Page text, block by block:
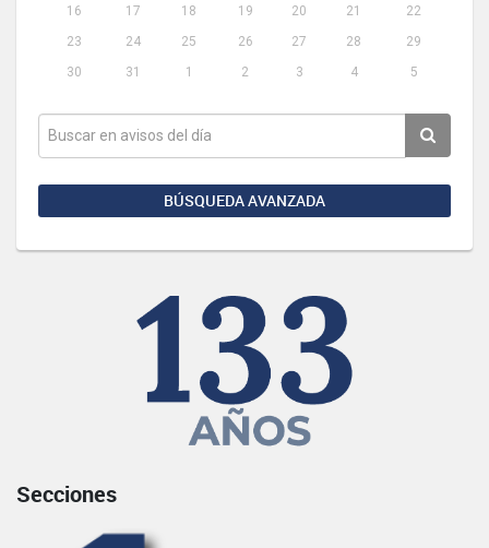
16
17 18 19 20 21
22
23
24 25 26 27 28
29
30
31 1 2 3 4 5
BÚSQUEDA AVANZADA
Secciones